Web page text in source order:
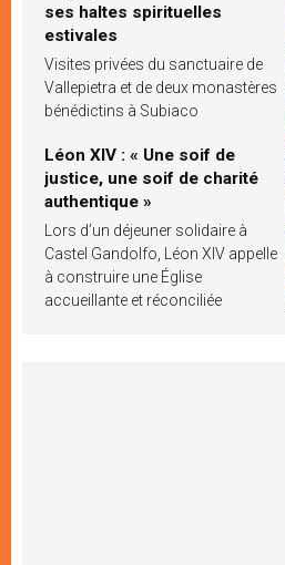
ses haltes spirituelles
estivales
Visites privées du sanctuaire de
Vallepietra et de deux monastères
bénédictins à Subiaco
Léon XIV : « Une soif de
justice, une soif de charité
authentique »
Lors d’un déjeuner solidaire à
Castel Gandolfo, Léon XIV appelle
à construire une Église
accueillante et réconciliée